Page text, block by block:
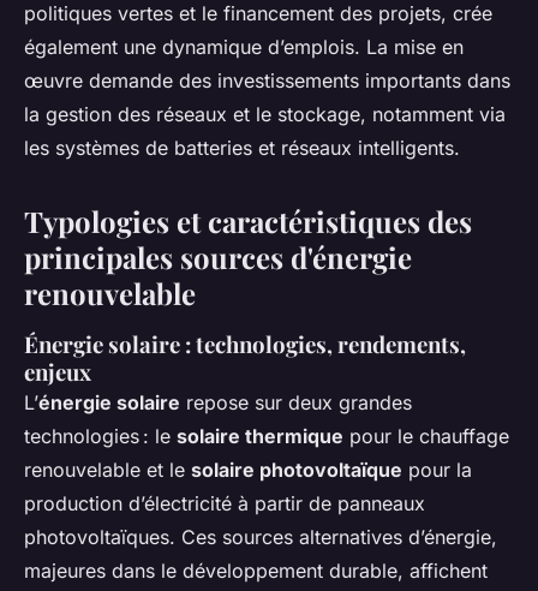
politiques vertes et le financement des projets, crée
également une dynamique d’emplois. La mise en
œuvre demande des investissements importants dans
la gestion des réseaux et le stockage, notamment via
les systèmes de batteries et réseaux intelligents.
Typologies et caractéristiques des
principales sources d'énergie
renouvelable
Énergie solaire : technologies, rendements,
enjeux
L’énergie solaire repose sur deux grandes
technologies : le solaire thermique pour le chauffage
renouvelable et le solaire photovoltaïque pour la
production d’électricité à partir de panneaux
photovoltaïques. Ces sources alternatives d’énergie,
majeures dans le développement durable, affichent